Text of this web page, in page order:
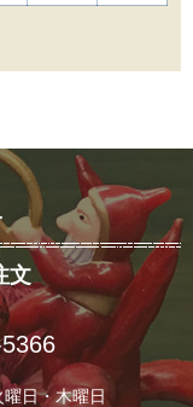
文
日・木曜日